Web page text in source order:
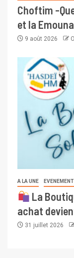
Choftim -
et la
9 août 2026
A LA UNE
La
achat
31 juillet 2026